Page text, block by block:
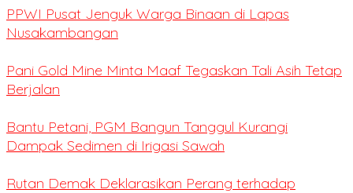
PPWI Pusat Jenguk Warga Binaan di Lapas
Nusakambangan
Pani Gold Mine Minta Maaf Tegaskan Tali Asih Tetap
Berjalan
Bantu Petani, PGM Bangun Tanggul Kurangi
Dampak Sedimen di Irigasi Sawah
Rutan Demak Deklarasikan Perang terhadap